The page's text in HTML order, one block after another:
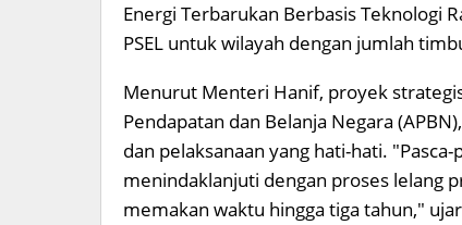
Energi Terbarukan Berbasis Teknologi
PSEL untuk wilayah dengan jumlah
Menurut Menteri Hanif, proyek
Pendapatan dan Belanja Negara
dan pelaksanaan yang hati-hati.
menindaklanjuti dengan proses lelang
memakan waktu hingga tiga tahun,"